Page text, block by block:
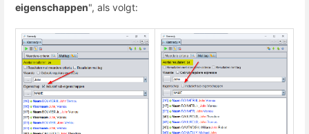
eigenschappen", als volgt: